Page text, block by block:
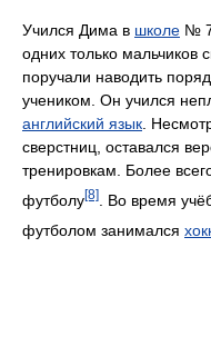
Учился Дима в школе №
одних только мальчиков
поручали наводить
учеником. Он учился
английский язык .
сверстниц, оставался
тренировкам. Более
футболу[8]
. Во время
футболом занимался